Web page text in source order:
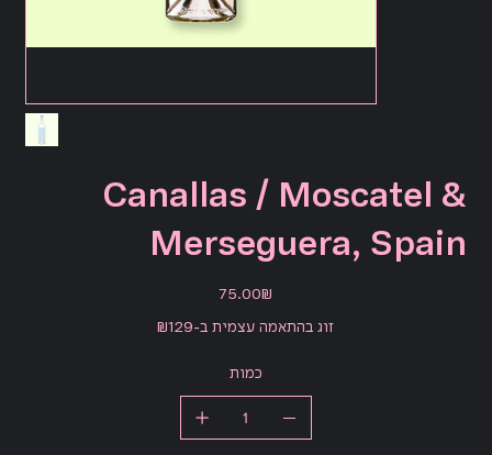
Canallas / Moscatel &
Merseguera, Spain
מחיר
‏75.00 ‏₪
זוג בהתאמה עצמית ב-₪129
כמות